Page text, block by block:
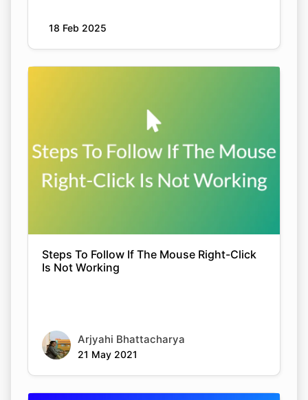
18 Feb 2025
Steps To Follow If The Mouse Right-Click
Is Not Working
Arjyahi Bhattacharya
21 May 2021